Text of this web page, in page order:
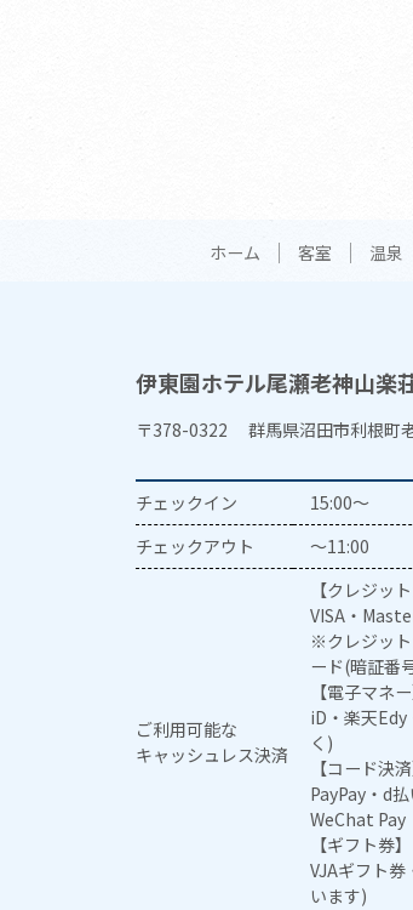
ホーム 客室 温泉
伊東園ホテル尾瀬老神山楽
〒378-0322 群馬県沼田市利根町
チェックイン
15:00～
チェックアウト
～11:00
ご利用可能な
キャッシュレス決済
【クレジッ
VISA・
※クレジット
ード(暗証番
【電子マネー
iD・楽天Edy
く)
【コード決済
PayPay・d
WeChat Pay
【ギフト券】
VJAギフト
います)